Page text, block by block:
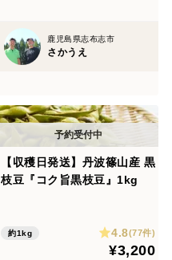
鹿児島県志布志市
さかうえ
【収穫日発送】丹波篠山産 黒
枝豆『コク旨黒枝豆』1kg
約1kg 4.8(77件)
¥3,200